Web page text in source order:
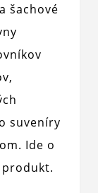
šachové
suveníry
Ide o